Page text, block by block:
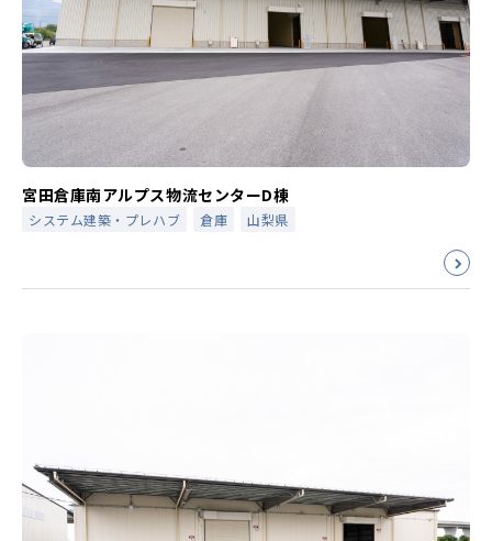
宮田倉庫南アルプス物流センターD棟
システム建築・プレハブ 倉庫 山梨県